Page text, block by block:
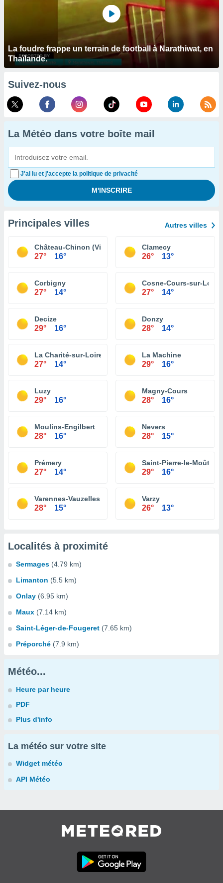
La foudre frappe un terrain de football à Narathiwat, en
Thaïlande.
Suivez-nous
La Météo dans votre boîte mail
J'ai lu et j'accepte la politique de privacité
Principales villes Autres villes
Château-Chinon (Ville)
27° 16°
Clamecy
26° 13°
Corbigny
27° 14°
Cosne-Cours-sur-Loire
27° 14°
Decize
29° 16°
Donzy
28° 14°
La Charité-sur-Loire
27° 14°
La Machine
29° 16°
Luzy
29° 16°
Magny-Cours
28° 16°
Moulins-Engilbert
28° 16°
Nevers
28° 15°
Prémery
27° 14°
Saint-Pierre-le-Moûtier
29° 16°
Varennes-Vauzelles
28° 15°
Varzy
26° 13°
Localités à proximité
Sermages (4.79 km)
Limanton (5.5 km)
Onlay (6.95 km)
Maux (7.14 km)
Saint-Léger-de-Fougeret (7.65 km)
Préporché (7.9 km)
Météo...
Heure par heure
PDF
Plus d'info
La météo sur votre site
Widget météo
API Météo